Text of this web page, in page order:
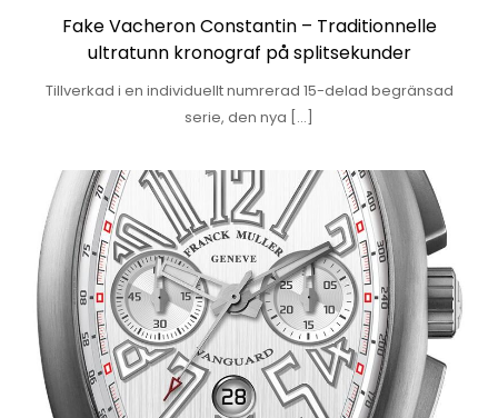
Fake Vacheron Constantin – Traditionnelle
ultratunn kronograf på splitsekunder
Tillverkad i en individuellt numrerad 15-delad begränsad
serie, den nya […]